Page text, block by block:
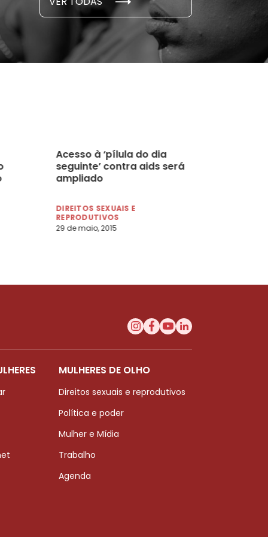
novembro, 2021
Acesso à ‘pílula do dia
seguinte’ contra aids será
ampliado
DIREITOS SEXUAIS E
REPRODUTIVOS
29 de maio, 2015
MULHERES DE OLHO
Direitos sexuais e reprodutivos
Política e poder
Mulher e Mídia
Trabalho
Agenda